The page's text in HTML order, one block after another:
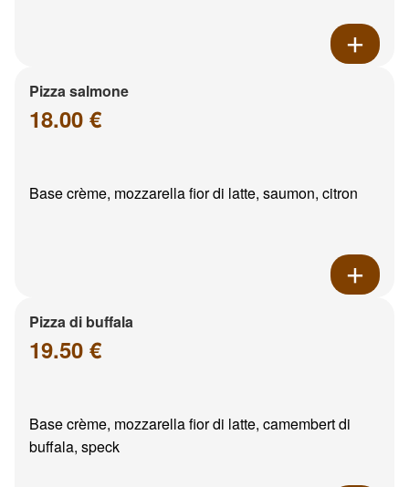
Pizza salmone
18.00 €
Base crème, mozzarella fior di latte, saumon, citron
Pizza di buffala
19.50 €
Base crème, mozzarella fior di latte, camembert di
buffala, speck